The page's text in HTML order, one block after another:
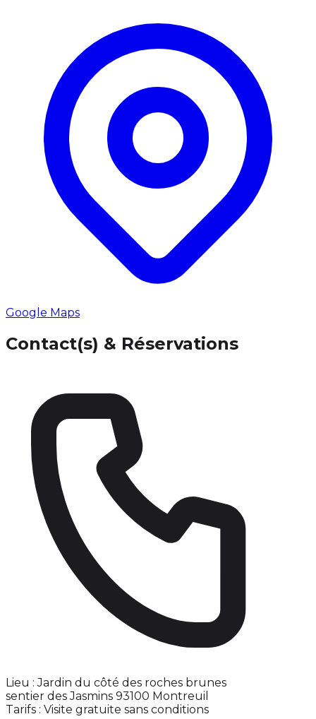
Google Maps
Contact(s) & Réservations
Lieu : Jardin du côté des roches brunes
sentier des Jasmins 93100 Montreuil
Tarifs : Visite gratuite sans conditions